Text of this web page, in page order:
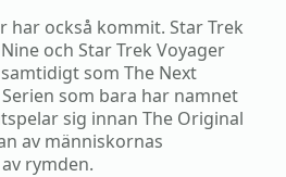
har också kommit. Star Trek
och Star Trek Voyager
som The Next
som bara har namnet
sig innan The Original
av människornas
rymden.